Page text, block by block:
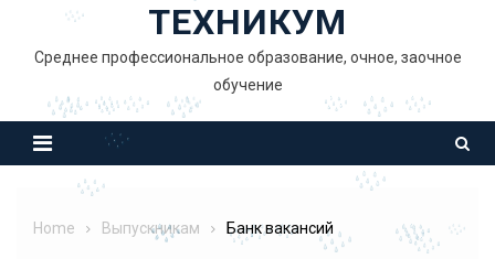
ТЕХНИКУМ
Среднее профессиональное образование, очное, заочное
обучение
Home Выпускникам Банк вакансий